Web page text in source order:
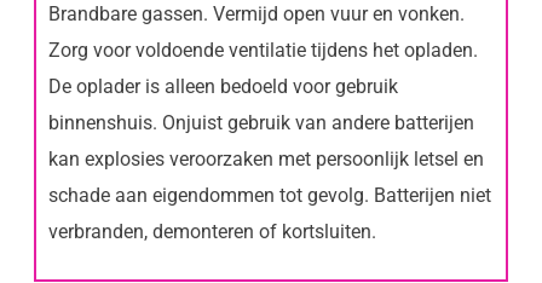
Brandbare gassen. Vermijd open vuur en vonken.
Zorg voor voldoende ventilatie tijdens het opladen.
De oplader is alleen bedoeld voor gebruik
binnenshuis. Onjuist gebruik van andere batterijen
kan explosies veroorzaken met persoonlijk letsel en
schade aan eigendommen tot gevolg. Batterijen niet
verbranden, demonteren of kortsluiten.